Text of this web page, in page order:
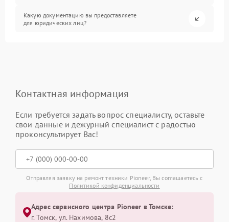
Какую документацию вы предоставляете
для юридических лиц?
Контактная информация
Если требуется задать вопрос специалисту, оставьте
свои данные и дежурный специалист с радостью
проконсультирует Вас!
Отправляя заявку на ремонт техники Pioneer, Вы соглашаетесь с
Политикой конфиденциальности
Адрес сервисного центра Pioneer в Томске:
г. Томск, ул. Нахимова, 8с2